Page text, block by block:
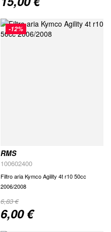
Price
-12%
RMS
100602400
Filtro aria Kymco Agility 4t r10 50cc
2006/2008
Special
Price
6,00 €
6,83 €